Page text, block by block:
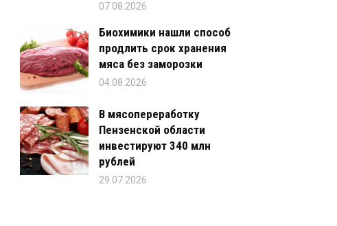
07.08.2026
Биохимики нашли способ
продлить срок хранения
мяса без заморозки
04.08.2026
В мясопереработку
Пензенской области
инвестируют 340 млн
рублей
29.07.2026